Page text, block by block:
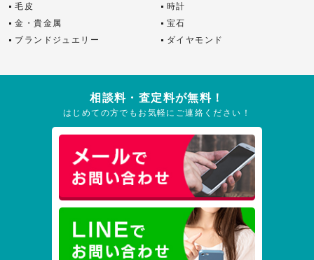
毛皮
時計
金・貴金属
宝石
ブランドジュエリー
ダイヤモンド
相談料・査定料が無料！
はじめての方でもお気軽にご連絡ください！